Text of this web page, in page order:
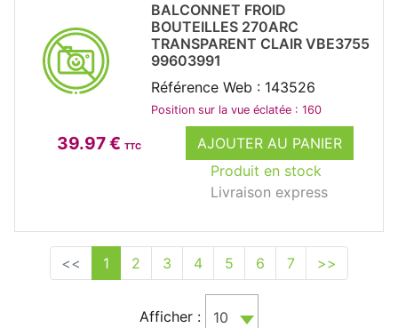
39.97 € TTC
AJOUTER AU PANIER
Produit en stock
Livraison express
BALCONNET FROID
BOUTEILLES 270ARC
TRANSPARENT CLAIR VBE3755
99603991
Référence Web : 143526
Position sur la vue éclatée : 160
<< 1 2 3 4 5 6 7 >>
Afficher : 10